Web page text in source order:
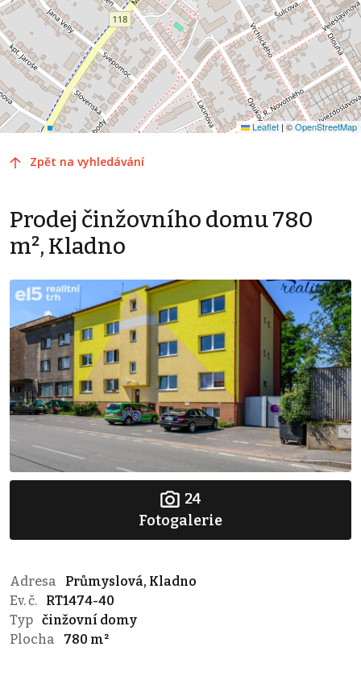
Leaflet | ©OpenStreetMap
Zpět na vyhledávání
Prodej činžovního domu 780
m², Kladno
24
Fotogalerie
Adresa
Průmyslová, Kladno
Ev. č.
RT1474-40
Typ činžovní domy
Plocha
780 m²